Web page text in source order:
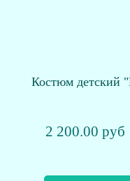
Костюм детский
2 200.00 руб